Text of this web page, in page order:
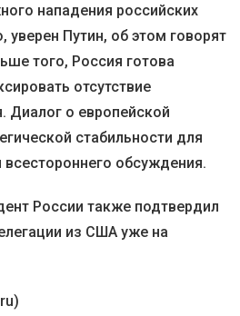
нападения российских
уверен Путин, об этом говорят
того, Россия готова
отсутствие
Диалог о европейской
стабильности для
обсуждения.
России также подтвердил
из США уже на